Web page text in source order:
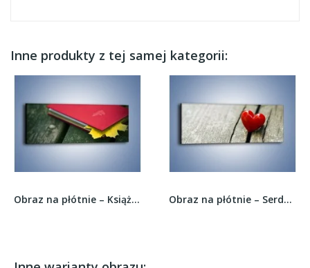
Inne produkty z tej samej kategorii:
Obraz na płótnie – Książka z jesiennym akcentem... Obraz na płótnie – Serduszko bez drzazgi –...